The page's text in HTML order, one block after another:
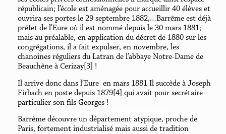
républicain; l’école est aménagée pour accueillir 40 élèves et
ouvrira ses portes le 29 septembre 1882,…Barrême est déjà
préfet de l’Eure où il est nommé depuis le 30 mars 1881;
mais au préalable, en application du décret de 1880 sur les
congrégations, il a fait expulser, en novembre, les
chanoines réguliers du Latran de l’abbaye Notre-Dame de
Beauchêne à Cerizay[3] !
Il arrive donc dans l’Eure en mars 1881 Il succède à Joseph
Firbach en poste depuis 1879[4] qui avait pour secrétaire
particulier son fils Georges !
Barrême découvre un département atypique, proche de
Paris, fortement industrialisé mais aussi de tradition